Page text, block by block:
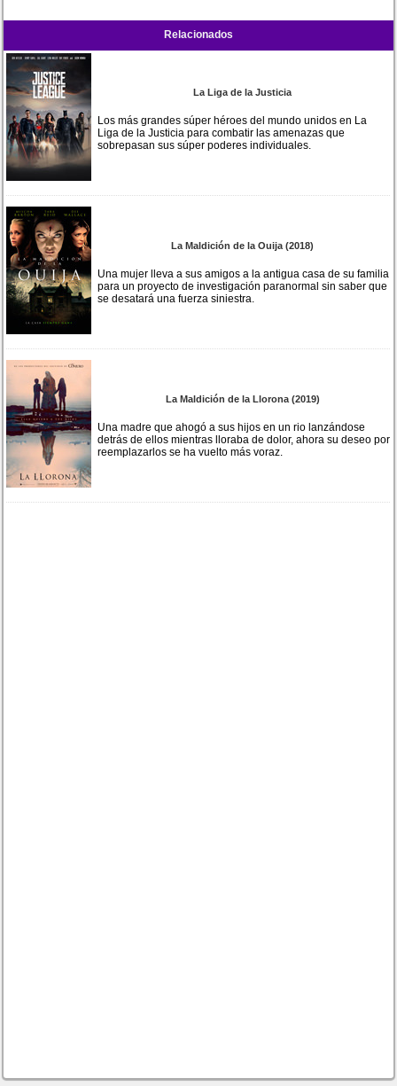
Relacionados
La Liga de la Justicia
Los más grandes súper héroes del mundo unidos en La
Liga de la Justicia para combatir las amenazas que
sobrepasan sus súper poderes individuales.
La Maldición de la Ouija (2018)
Una mujer lleva a sus amigos a la antigua casa de su familia
para un proyecto de investigación paranormal sin saber que
se desatará una fuerza siniestra.
La Maldición de la Llorona (2019)
Una madre que ahogó a sus hijos en un rio lanzándose
detrás de ellos mientras lloraba de dolor, ahora su deseo por
reemplazarlos se ha vuelto más voraz.